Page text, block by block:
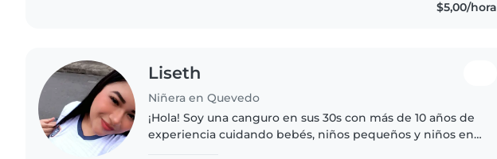
$5,00/hora
Liseth
Niñera en Quevedo
¡Hola! Soy una canguro en sus 30s con más de 10 años de
experiencia cuidando bebés, niños pequeños y niños en